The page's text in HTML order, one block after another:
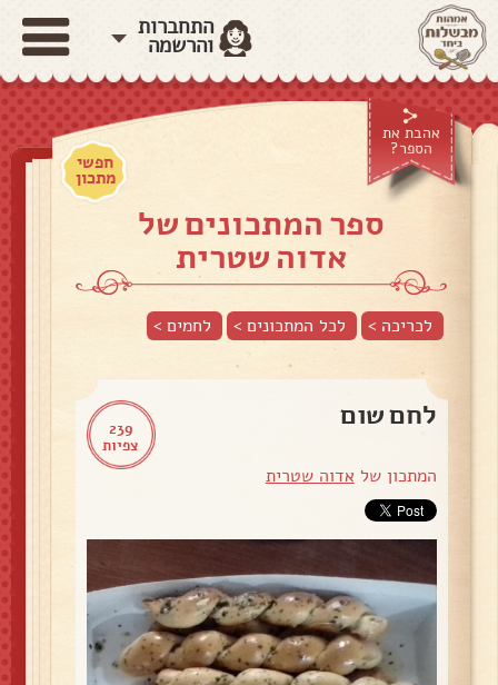
התחברות
והרשמה
אהבת את
הספר?
חפשי
מתכון
ספר המתכונים של
אדוה שטרית
לכריכה > לכל המתכונים > לחמים>
239
צפיות
לחם שום
המתכון של אדוה שטרית